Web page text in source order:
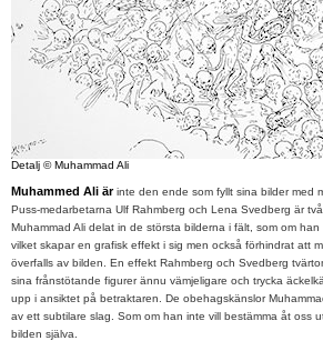
Detalj © Muhammad Ali
Muhammed Ali ärinte den ende som fyllt sina bilder med
Puss-medarbetarna Ulf Rahmberg och Lena Svedberg är
Muhammad Ali delat in de största bilderna i fält, som om
vilket skapar en grafisk effekt i sig men också förhindrat att
överfalls av bilden. En effekt Rahmberg och Svedberg
sina frånstötande figurer ännu vämjeligare och trycka
upp i ansiktet på betraktaren. De obehagskänslor
av ett subtilare slag. Som om han inte vill bestämma åt oss
bilden själva.